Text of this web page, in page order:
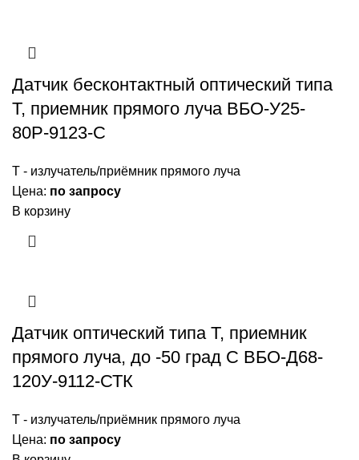
Датчик бесконтактный оптический типа
Т, приемник прямого луча ВБО-У25-
80Р-9123-С
Т - излучатель/приёмник прямого луча
Цена: по запросу
В корзину
Датчик оптический типа T, приемник
прямого луча, до -50 град С ВБО-Д68-
120У-9112-СТК
Т - излучатель/приёмник прямого луча
Цена: по запросу